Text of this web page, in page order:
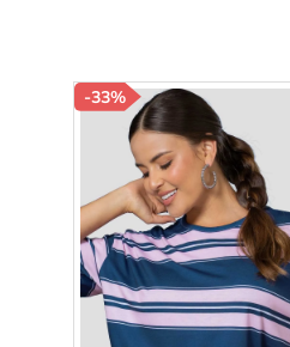
-33%